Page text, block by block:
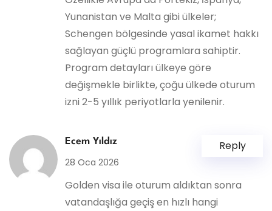
Yunanistan ve Malta gibi ülkeler;
Schengen bölgesinde yasal ikamet hakkı
sağlayan güçlü programlara sahiptir.
Program detayları ülkeye göre
değişmekle birlikte, çoğu ülkede oturum
izni 2-5 yıllık periyotlarla yenilenir.
Ecem Yıldız
28 Oca 2026
Golden visa ile oturum aldıktan sonra
vatandaşlığa geçiş en hızlı hangi
Reply